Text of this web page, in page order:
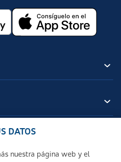
DATOS
nuestra página web y el